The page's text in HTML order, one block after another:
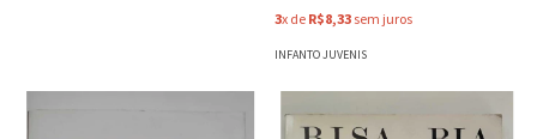
3x de R$8,33 sem juros
INFANTO JUVENIS